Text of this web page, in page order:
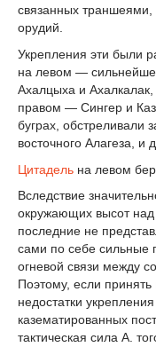
связанных
орудий.
Укрепления эти были
на левом —
Ахалцыха и
правом — Сингер и
буграх, обстреливали
восточного Алагеза,
Цитадель на левом
Вследствие
окружающих высот
последние не
сами по себе сильные
огневой связи между
Поэтому, если
недостатки
казематированных
тактическая сила А.